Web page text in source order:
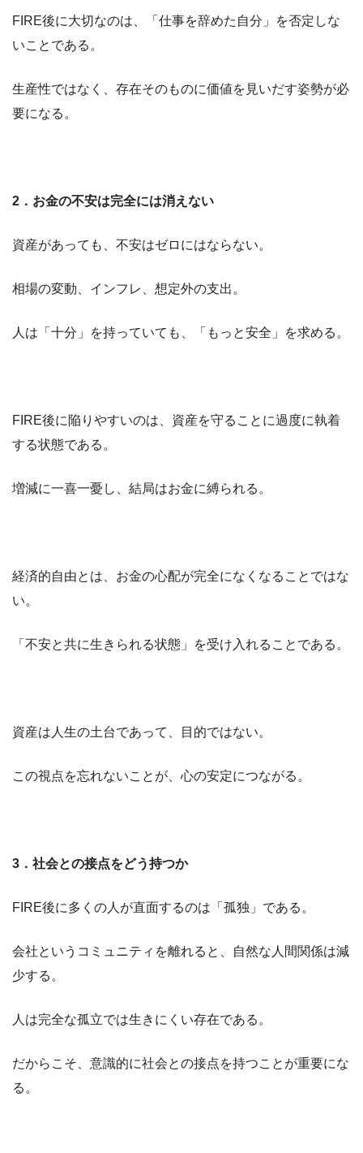
FIRE後に大切なのは、「仕事を辞めた自分」を否定しな
いことである。
生産性ではなく、存在そのものに価値を見いだす姿勢が必
要になる。
2 ．お金の不安は完全には消えない
資産があっても、不安はゼロにはならない。
相場の変動、インフレ、想定外の支出。
人は「十分」を持っていても、「もっと安全」を求める。
FIRE後に陥りやすいのは、資産を守ることに過度に執着
する状態である。
増減に一喜一憂し、結局はお金に縛られる。
経済的自由とは、お金の心配が完全になくなることではな
い。
「不安と共に生きられる状態」を受け入れることである。
資産は人生の土台であって、目的ではない。
この視点を忘れないことが、心の安定につながる。
3 ．社会との接点をどう持つか
FIRE後に多くの人が直面するのは「孤独」である。
会社というコミュニティを離れると、自然な人間関係は減
少する。
人は完全な孤立では生きにくい存在である。
だからこそ、意識的に社会との接点を持つことが重要にな
る。